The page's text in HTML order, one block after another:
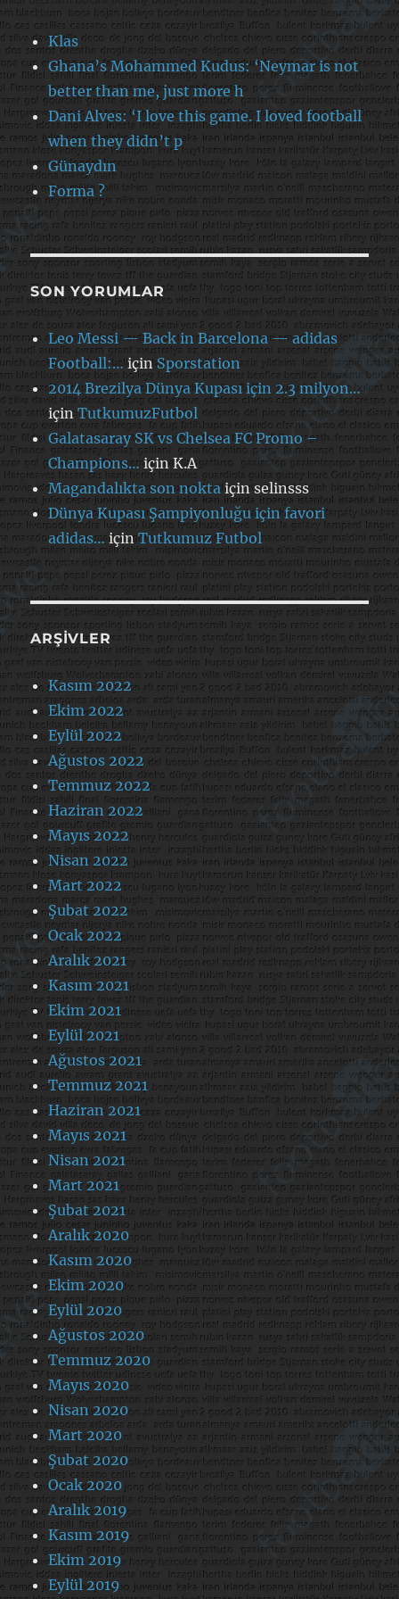
Klas
Ghana’s Mohammed Kudus: ‘Neymar is not
better than me, just more h
Dani Alves: ‘I love this game. I loved football
when they didn’t p
Günaydın
Forma ?
SON YORUMLAR
Leo Messi — Back in Barcelona — adidas
Football:…içinSporstation
2014 Brezilya Dünya Kupası için 2.3 milyon…
içinTutkumuzFutbol
Galatasaray SK vs Chelsea FC Promo –
Champions…içinK.A
Magandalıkta son noktaiçinselinsss
Dünya Kupası Şampiyonluğu için favori
adidas…içinTutkumuz Futbol
ARŞIVLER
Kasım 2022
Ekim 2022
Eylül 2022
Ağustos 2022
Temmuz 2022
Haziran 2022
Mayıs 2022
Nisan 2022
Mart 2022
Şubat 2022
Ocak 2022
Aralık 2021
Kasım 2021
Ekim 2021
Eylül 2021
Ağustos 2021
Temmuz 2021
Haziran 2021
Mayıs 2021
Nisan 2021
Mart 2021
Şubat 2021
Aralık 2020
Kasım 2020
Ekim 2020
Eylül 2020
Ağustos 2020
Temmuz 2020
Mayıs 2020
Nisan 2020
Mart 2020
Şubat 2020
Ocak 2020
Aralık 2019
Kasım 2019
Ekim 2019
Eylül 2019